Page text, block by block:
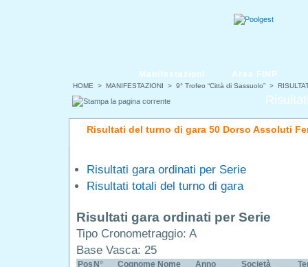
HOME > MANIFESTAZIONI > 9° Trofeo “Città di Sassuolo” >
Manifestazioni Area FINP
Risultati del turno di gara 50 Dorso Assoluti
Risultati gara ordinati per Serie
Risultati totali del turno di gara
Risultati gara ordinati per Serie
Tipo Cronometraggio: A
Base Vasca: 25
Pos N° Cognome Nome Anno Società